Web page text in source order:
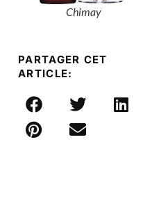
Chimay
PARTAGER CET
ARTICLE: